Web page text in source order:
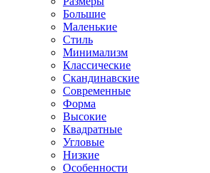
Большие
Маленькие
Стиль
Минимализм
Классические
Скандинавские
Современные
Форма
Высокие
Квадратные
Угловые
Низкие
Особенности